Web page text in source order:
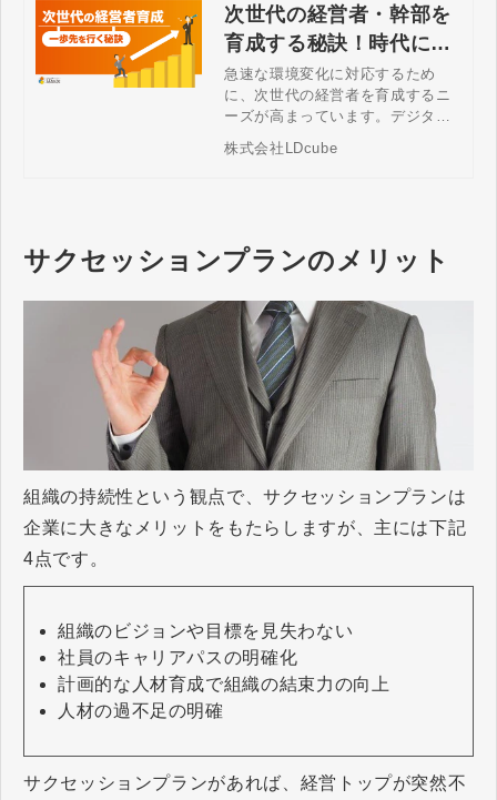
次世代の経営者・幹部を
育成する秘訣！時代に合
わせた人材育成ソリュー
ションについて解説！
急速な環境変化に対応するため
に、次世代の経営者を育成するニ
ーズが高まっています。デジタル
部研修や人材育成プログラムでは
株式会社LDcube
サクセッションプランのメリット
組織の持続性という観点で、サクセッションプランは
企業に大きなメリットをもたらしますが、主には下記
4点です。
組織のビジョンや目標を見失わない
社員のキャリアパスの明確化
計画的な人材育成で組織の結束力の向上
人材の過不足の明確
サクセッションプランがあれば、経営トップが突然不